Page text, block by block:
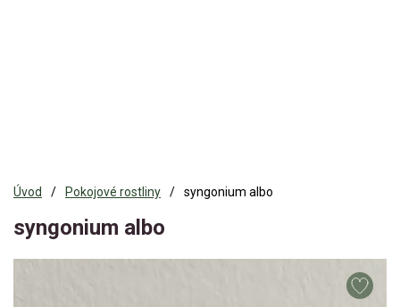
Úvod Pokojové rostliny syngonium albo
syngonium albo